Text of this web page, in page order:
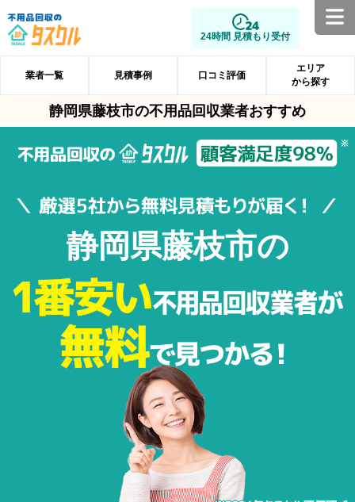
24時間 見積もり受付
業者一覧 見積事例 口コミ評価
エリア
から探す
静岡県藤枝市の不用品回収業者おすすめ
静岡県藤枝市の